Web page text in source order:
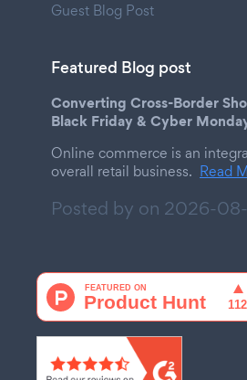
Guest Blog Post
Featured Blog post
Converting Cross-Border
Black Friday & Cyber
Online commerce is an
overall retail business. Read
Posted by on 2026-